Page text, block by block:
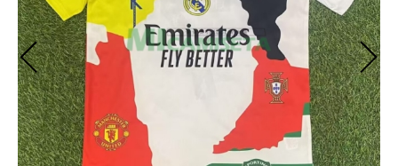
Serie A
Premier League
Bundesliga
Otras Ligas